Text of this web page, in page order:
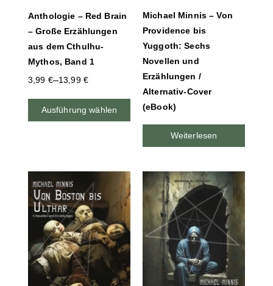
Anthologie – Red Brain
– Große Erzählungen
aus dem Cthulhu-
Mythos, Band 1
3,99 €–13,99 €
Ausführung wählen
Michael Minnis – Von
Providence bis
Yuggoth: Sechs
Novellen und
Erzählungen /
Alternativ-Cover
(eBook)
Weiterlesen